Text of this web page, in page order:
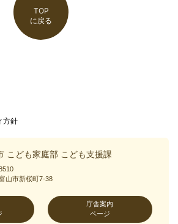
TOP
に戻る
方針
こども家庭部 こども支援課
山市新桜町7-38
庁舎案内
ページ